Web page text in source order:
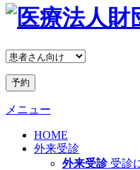
予約
メニュー
HOME
外来受診
外来受診 受診